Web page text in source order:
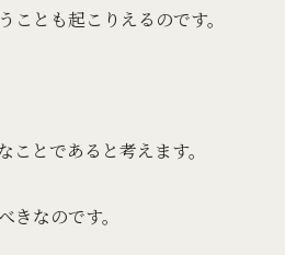
とも起こりえるのです。
とであると考えます。
きなのです。